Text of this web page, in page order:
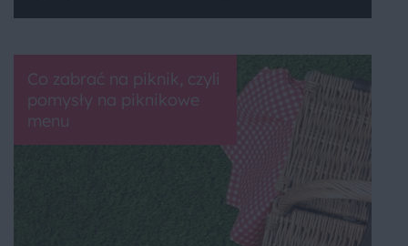
Co zabrać na piknik, czyli
pomysły na piknikowe
menu